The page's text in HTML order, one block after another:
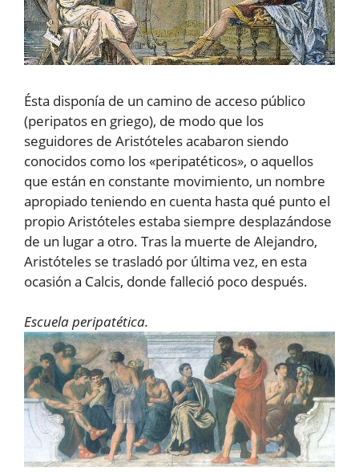
Ésta disponía de un camino de acceso público
(peripatos en griego), de modo que los
seguidores de Aristóteles acabaron siendo
conocidos como los «peripatéticos», o aquellos
que están en constante movimiento, un nombre
apropiado teniendo en cuenta hasta qué punto el
propio Aristóteles estaba siempre desplazándose
de un lugar a otro. Tras la muerte de Alejandro,
Aristóteles se trasladó por última vez, en esta
ocasión a Calcis, donde falleció poco después.
Escuela peripatética.